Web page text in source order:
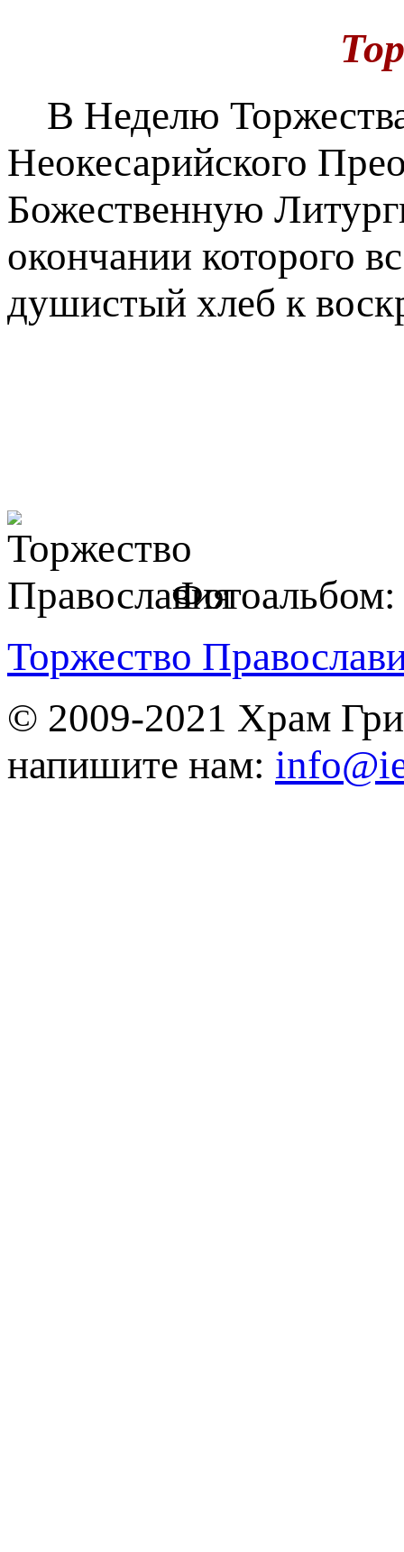
В Неделю Торжества
Неокесарийского
Божественную
окончании которого
душистый хлеб к
Фотоальбом:
Торжество
© 2009-2021 Храм
напишите нам: